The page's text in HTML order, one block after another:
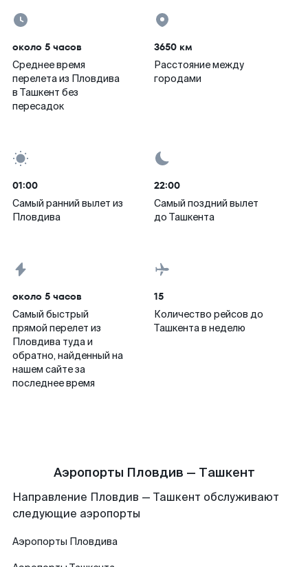
около 5 часов
Среднее время
перелета из Пловдива
в Ташкент без
пересадок
3650 км
Расстояние между
городами
01:00
Самый ранний вылет из
Пловдива
22:00
Самый поздний вылет
до Ташкента
около 5 часов
Самый быстрый
прямой перелет из
Пловдива туда и
обратно, найденный на
нашем сайте за
последнее время
15
Количество рейсов до
Ташкента в неделю
Аэропорты Пловдив — Ташкент
Направление Пловдив — Ташкент обслуживают
следующие аэропорты
Аэропорты Пловдива